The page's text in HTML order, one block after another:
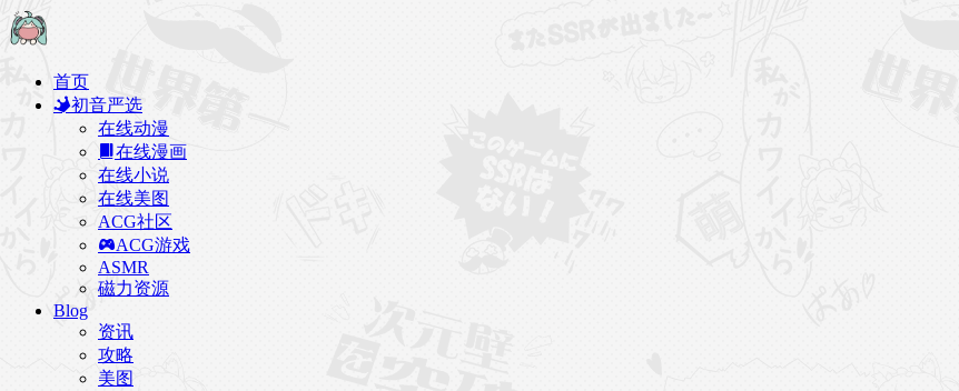
首页
初音严选
在线动漫
在线漫画
在线小说
在线美图
ACG社区
ACG游戏
ASMR
磁力资源
Blog
资讯
攻略
美图